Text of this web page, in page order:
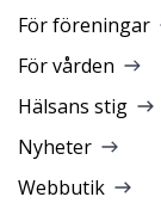
För föreningar
För vården
Hälsans stig
Nyheter
Webbutik